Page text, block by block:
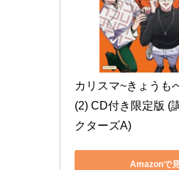
カリスマ~きょうも
(2) CD付き限定版 (
クターズA)
Amazonで